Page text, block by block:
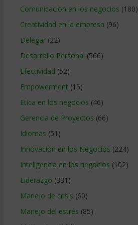
Comunicacion en los negocios (180)
Creatividad en la empresa (96)
Delegar(22)
Desarrollo Personal (566)
Efectividad (52)
Empowerment (15)
Etica en los negocios (46)
Gerencia de Proyectos (66)
Idiomas (51)
Innovacion en los Negocios (224)
Inteligencia en los negocios (102)
Liderazgo (331)
Manejo de crisis (60)
Manejo del estrés (85)